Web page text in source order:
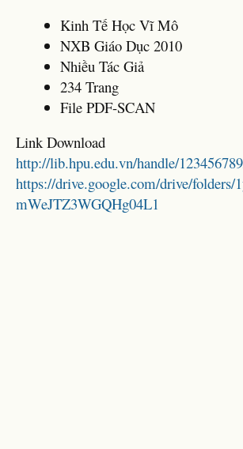
Kinh Tế Học Vĩ Mô
NXB Giáo Dục 2010
Nhiều Tác Giả
234 Trang
File PDF-SCAN
Link Download
http://lib.hpu.edu.vn/handle/
https://drive.google.com/drive/folders/
mWeJTZ3WGQHg04L1